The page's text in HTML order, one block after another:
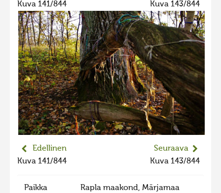
2025 kuvakilpailu lisä
Liikuvad kuvad 2025
Hiisien kuvakilpailu 2024
2024 kuvakilpailu lisä
Liikkuvat kuvat 2024
Hiisien kuvakilpailu 2023
2023 kuvakilpailu lisä
Liikkuvat kuvat 2022
Kuva 141/844
Kuva 143/844
Edellinen
Kuva 141/844
Seuraava
Kuva 143/844
Paikka
Rapla maakond, Märjamaa